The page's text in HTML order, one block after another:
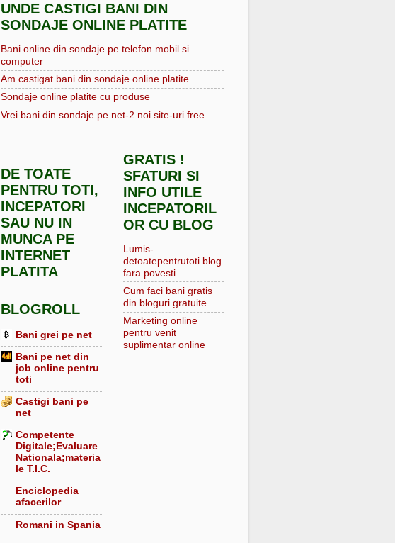
UNDE CASTIGI BANI DIN
SONDAJE ONLINE PLATITE
Bani online din sondaje pe telefon mobil si
computer
Am castigat bani din sondaje online platite
Sondaje online platite cu produse
Vrei bani din sondaje pe net-2 noi site-uri free
DE TOATE
PENTRU TOTI,
INCEPATORI
SAU NU IN
MUNCA PE
INTERNET
PLATITA
BLOGROLL
Bani grei pe net
Bani pe net din
job online pentru
toti
Castigi bani pe
net
Competente
Digitale;Evaluare
Nationala;materia
le T.I.C.
Enciclopedia
afacerilor
Romani in Spania
GRATIS !
SFATURI SI
INFO UTILE
INCEPATORIL
OR CU BLOG
Lumis-
detoatepentrutoti blog
fara povesti
Cum faci bani gratis
din bloguri gratuite
Marketing online
pentru venit
suplimentar online